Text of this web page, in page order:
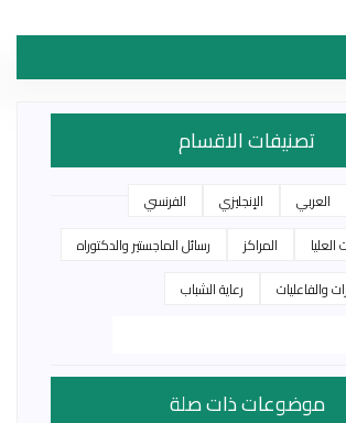
تصنيفات الاقسام
العربي الإنجليزي
الفرنسي
العليا
المراكز
رسائل الماجستير والدكتوراه
والفاعليات
رعاية الشباب
موضوعات ذات صلة